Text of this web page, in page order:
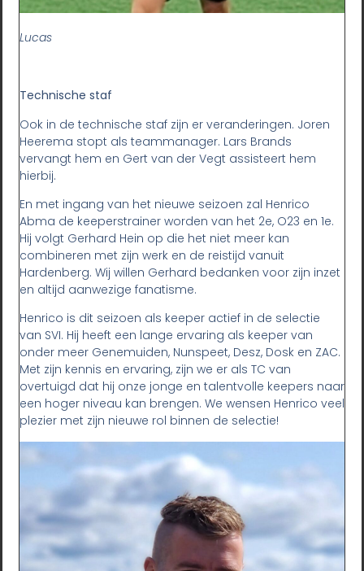
Lucas
Technische staf
Ook in de technische staf zijn er veranderingen. Joren
Heerema stopt als teammanager. Lars Brands
vervangt hem en Gert van der Vegt assisteert hem
hierbij.
En met ingang van het nieuwe seizoen zal Henrico
Abma de keeperstrainer worden van het 2e, O23 en 1e.
Hij volgt Gerhard Hein op die het niet meer kan
combineren met zijn werk en de reistijd vanuit
Hardenberg. Wij willen Gerhard bedanken voor zijn inzet
en altijd aanwezige fanatisme.
Henrico is dit seizoen als keeper actief in de selectie
van SVI. Hij heeft een lange ervaring als keeper van
onder meer Genemuiden, Nunspeet, Desz, Dosk en ZAC.
Met zijn kennis en ervaring, zijn we er als TC van
overtuigd dat hij onze jonge en talentvolle keepers naar
een hoger niveau kan brengen. We wensen Henrico veel
plezier met zijn nieuwe rol binnen de selectie!